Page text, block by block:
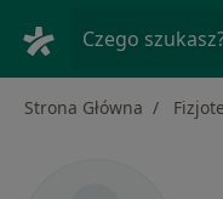
Czego
Strona Główna